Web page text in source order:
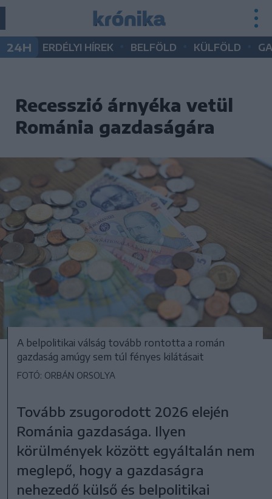
24H ERDÉLYI HÍREK BELFÖLD KÜLFÖLD
Recesszió árnyéka vetül
Románia gazdaságára
A belpolitikai válság tovább rontotta a román
gazdaság amúgy sem túl fényes kilátásait
FOTÓ: ORBÁN ORSOLYA
Tovább zsugorodott 2026 elején
Románia gazdasága. Ilyen
körülmények között egyáltalán nem
meglepő, hogy a gazdaságra
nehezedő külső és belpolitikai